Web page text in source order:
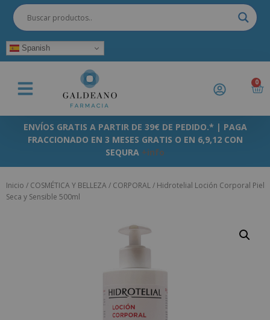
Spanish
0
ENVÍOS GRATIS A PARTIR DE 39€ DE PEDIDO.* | PAGA
FRACCIONADO EN 3 MESES GRATIS O EN 6,9,12 CON
SEQURA +info
Inicio / COSMÉTICA Y BELLEZA/ CORPORAL/ Hidrotelial Loción Corporal Piel
Seca y Sensible 500ml